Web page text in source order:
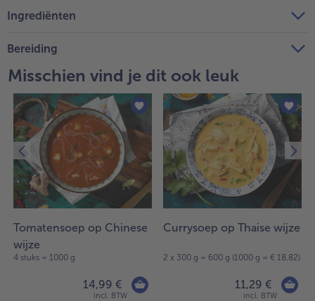
Ingrediënten
Bereiding
Misschien vind je dit ook leuk
Tomatensoep op Chinese
wijze
4 stuks = 1000 g
14,99 €
incl. BTW
Currysoep op Thaise wijze
2 x 300 g = 600 g (1000 g = € 18,82)
11,29 €
incl. BTW